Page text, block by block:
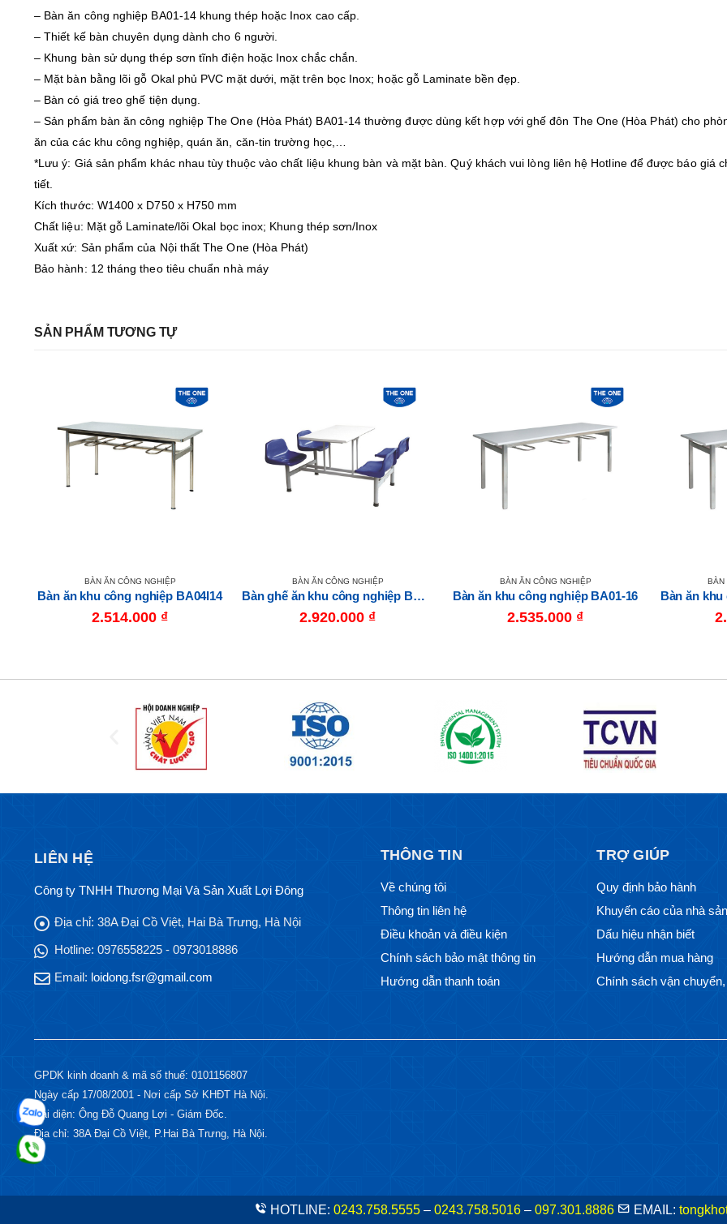
– Bàn ăn công nghiệp BA01-14 khung thép hoặc Inox cao cấp.
– Thiết kế bàn chuyên dụng dành cho 6 người.
– Khung bàn sử dụng thép sơn tĩnh điện hoặc Inox chắc chắn.
– Mặt bàn bằng lõi gỗ Okal phủ PVC mặt dưới, mặt trên bọc Inox; hoặc gỗ Laminate bền đẹp.
– Bàn có giá treo ghế tiện dụng.
– Sản phẩm bàn ăn công nghiệp The One (Hòa Phát) BA01-14 thường được dùng kết hợp với ghế đôn The One (Hòa Phát) cho
ăn của các khu công nghiệp, quán ăn, căn-tin trường học,…
*Lưu ý: Giá sản phẩm khác nhau tùy thuộc vào chất liệu khung bàn và mặt bàn. Quý khách vui lòng liên hệ Hotline để được báo giá
tiết.
Kích thước: W1400 x D750 x H750 mm
Chất liệu: Mặt gỗ Laminate/lõi Okal bọc inox; Khung thép sơn/Inox
Xuất xứ: Sản phẩm của Nội thất The One (Hòa Phát)
Bảo hành: 12 tháng theo tiêu chuẩn nhà máy
SẢN PHẨM TƯƠNG TỰ
BÀN ĂN CÔNG NGHIỆP
Bàn ăn khu công nghiệp BA04I14
2.514.000 ₫
BÀN ĂN CÔNG NGHIỆP
Bàn ghế ăn khu công nghiệp BA02
2.920.000 ₫
BÀN ĂN CÔNG NGHIỆP
Bàn ăn khu công nghiệp BA01-16
2.535.000 ₫
BÀN
Bàn ăn
HOTLINE: 0243.758.5555– 0243.758.5016– 097.301.8886 EMAIL:
LIÊN HỆ
Công ty TNHH Thương Mại Và Sản Xuất Lợi Đông
Địa chỉ: 38A Đại Cồ Việt, Hai Bà Trưng, Hà Nội
Hotline: 0976558225 - 0973018886
Email: loidong.fsr@gmail.com
THÔNG TIN
Về chúng tôi
Thông tin liên hệ
Điều khoản và điều kiện
Chính sách bảo mật thông tin
Hướng dẫn thanh toán
TRỢ GIÚP
Quy định bảo hành
Khuyến cáo của nhà
Dấu hiệu nhận biết
Hướng dẫn mua hàng
Chính sách vận
GPDK kinh doanh & mã số thuế: 0101156807
Ngày cấp 17/08/2001 - Nơi cấp Sở KHĐT Hà Nội.
Đại diện: Ông Đỗ Quang Lợi - Giám Đốc.
Địa chỉ: 38A Đại Cồ Việt, P.Hai Bà Trưng, Hà Nội.